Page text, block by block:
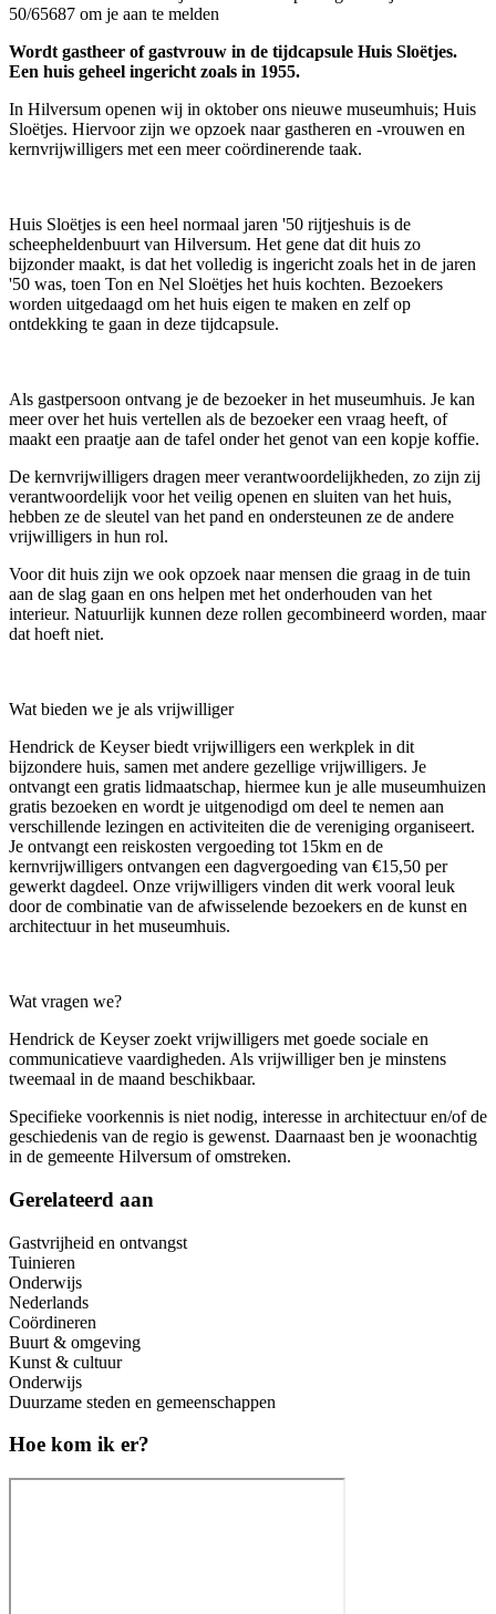
50/65687 om je aan te melden
Wordt gastheer of gastvrouw in de tijdcapsule Huis Sloëtjes.
Een huis geheel ingericht zoals in 1955.
In Hilversum openen wij in oktober ons nieuwe museumhuis; Huis
Sloëtjes. Hiervoor zijn we opzoek naar gastheren en -vrouwen en
kernvrijwilligers met een meer coördinerende taak.
Huis Sloëtjes is een heel normaal jaren '50 rijtjeshuis is de
scheepheldenbuurt van Hilversum. Het gene dat dit huis zo
bijzonder maakt, is dat het volledig is ingericht zoals het in de jaren
'50 was, toen Ton en Nel Sloëtjes het huis kochten. Bezoekers
worden uitgedaagd om het huis eigen te maken en zelf op
ontdekking te gaan in deze tijdcapsule.
Als gastpersoon ontvang je de bezoeker in het museumhuis. Je kan
meer over het huis vertellen als de bezoeker een vraag heeft, of
maakt een praatje aan de tafel onder het genot van een kopje koffie.
De kernvrijwilligers dragen meer verantwoordelijkheden, zo zijn zij
verantwoordelijk voor het veilig openen en sluiten van het huis,
hebben ze de sleutel van het pand en ondersteunen ze de andere
vrijwilligers in hun rol.
Voor dit huis zijn we ook opzoek naar mensen die graag in de tuin
aan de slag gaan en ons helpen met het onderhouden van het
interieur. Natuurlijk kunnen deze rollen gecombineerd worden, maar
dat hoeft niet.
Wat bieden we je als vrijwilliger
Hendrick de Keyser biedt vrijwilligers een werkplek in dit
bijzondere huis, samen met andere gezellige vrijwilligers. Je
ontvangt een gratis lidmaatschap, hiermee kun je alle museumhuizen
gratis bezoeken en wordt je uitgenodigd om deel te nemen aan
verschillende lezingen en activiteiten die de vereniging organiseert.
Je ontvangt een reiskosten vergoeding tot 15km en de
kernvrijwilligers ontvangen een dagvergoeding van €15,50 per
gewerkt dagdeel. Onze vrijwilligers vinden dit werk vooral leuk
door de combinatie van de afwisselende bezoekers en de kunst en
architectuur in het museumhuis.
Wat vragen we?
Hendrick de Keyser zoekt vrijwilligers met goede sociale en
communicatieve vaardigheden. Als vrijwilliger ben je minstens
tweemaal in de maand beschikbaar.
Specifieke voorkennis is niet nodig, interesse in architectuur en/of de
geschiedenis van de regio is gewenst. Daarnaast ben je woonachtig
in de gemeente Hilversum of omstreken.
Gerelateerd aan
Gastvrijheid en ontvangst
Tuinieren
Onderwijs
Nederlands
Coördineren
Buurt & omgeving
Kunst & cultuur
Onderwijs
Duurzame steden en gemeenschappen
Hoe kom ik er?